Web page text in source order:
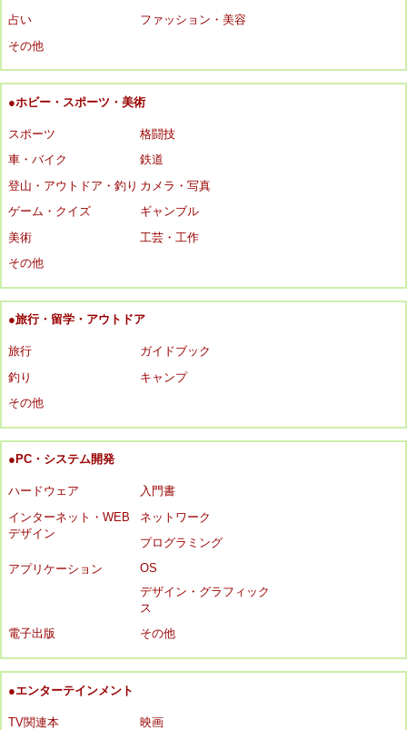
占い
ファッション・美容
その他
●ホビー・スポーツ・美術
スポーツ
格闘技
車・バイク
鉄道
登山・アウトドア・釣り カメラ・写真
ゲーム・クイズ
ギャンブル
美術
工芸・工作
その他
●旅行・留学・アウトドア
旅行
ガイドブック
釣り
キャンプ
その他
●PC・システム開発
ハードウェア
入門書
インターネット・WEB
デザイン
ネットワーク
プログラミング
アプリケーション
OS
デザイン・グラフィック
ス
電子出版
その他
●エンターテインメント
TV関連本
映画